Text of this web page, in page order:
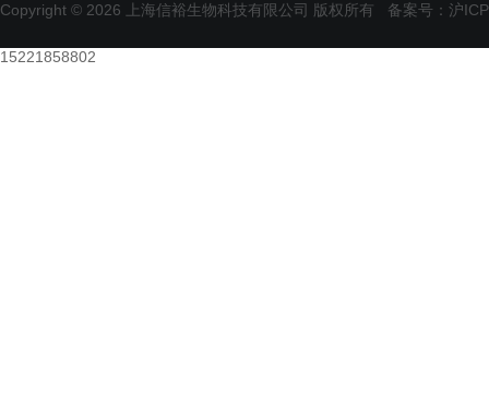
Copyright © 2026 上海信裕生物科技有限公司 版权所有 备案号：沪
15221858802